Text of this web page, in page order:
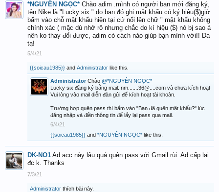
*NGUYÊN NGỌC* Chào adim .mình có người bạn mới đăng ký,
tên Nike là "Lucky six " do bạn đó ghi mật khẩu có ký hiệu($)giờ
bấm vào chỗ mật khẩu hiện tại cứ nổi lên chữ " mật khẩu không
chính xác ( mặc dù nhớ rõ nhưng chắc do kí hiệu ($) nó bị sao á
nên ko thay đổi được, adim có cách nào giúp bạn mình với!! Đa
tạ!
5/4/21
{{soicau1985}} and Administrator like this.
Administrator Chào @*NGUYÊN NGỌC*
Lucky six đăng ký bằng mail: nm.......36@....com và chưa kích hoạt
Vui lòng vào mail diễn đàn gửi để kích hoạt tài khoản.
Trường hợp quên pass thì bấm vào "Bạn đã quên mật khẩu?" lúc
đăng nhập và điền thông tin để lấy lại pass qua mail.
6/4/21
{{soicau1985}} and *NGUYÊN NGỌC* like this.
DK-NO1 Ad acc này lâu quá quên pass với Gmail rùi. Ad cấp lại
đc k. Thanks
7/3/21
Administrator thích bài này.